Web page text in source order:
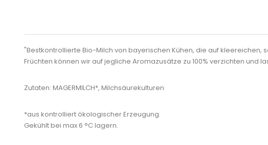
"Bestkontrollierte Bio-Milch von bayerischen Kühen, die auf kleereichen,
Früchten können wir auf jegliche Aromazusätze zu 100% verzichten und
Zutaten: MAGERMILCH*, Milchsäurekulturen
*aus kontrolliert ökologischer Erzeugung.
Gekühlt bei max 6 °C lagern.